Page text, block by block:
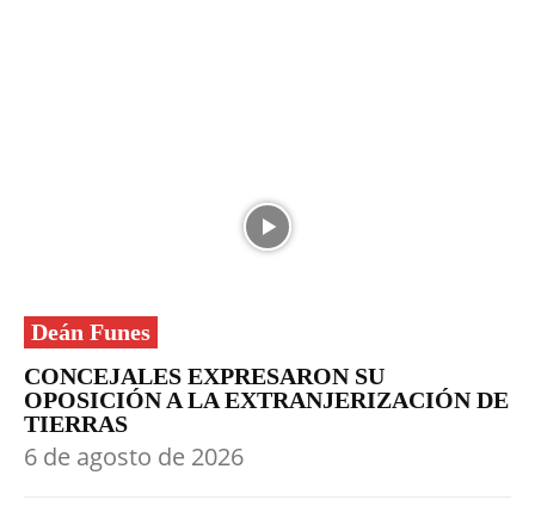
Deán Funes
CONCEJALES EXPRESARON SU
OPOSICIÓN A LA EXTRANJERIZACIÓN DE
TIERRAS
6 de agosto de 2026